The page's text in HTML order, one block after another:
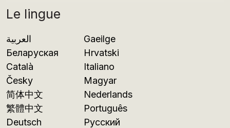
Le lingue
العربية
Беларуская
Català
Česky
简体中文
繁體中文
Deutsch
Gaeilge
Hrvatski
Italiano
Magyar
Nederlands
Português
Русский